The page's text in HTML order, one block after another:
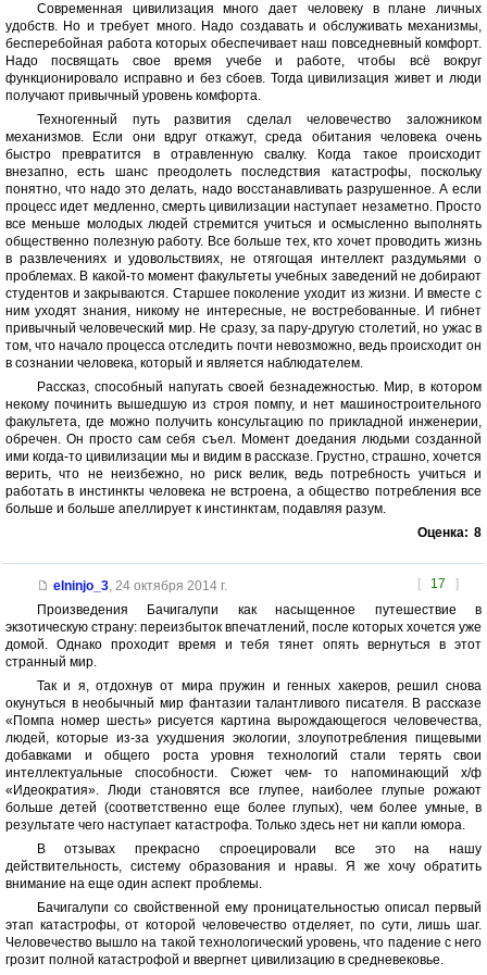
Современная цивилизация много дает человеку в плане личных
удобств. Но и требует много. Надо создавать и обслуживать механизмы,
бесперебойная работа которых обеспечивает наш повседневный комфорт.
Надо посвящать свое время учебе и работе, чтобы всё вокруг
функционировало исправно и без сбоев. Тогда цивилизация живет и люди
получают привычный уровень комфорта.
Техногенный путь развития сделал человечество заложником
механизмов. Если они вдруг откажут, среда обитания человека очень
быстро превратится в отравленную свалку. Когда такое происходит
внезапно, есть шанс преодолеть последствия катастрофы, поскольку
понятно, что надо это делать, надо восстанавливать разрушенное. А если
процесс идет медленно, смерть цивилизации наступает незаметно. Просто
все меньше молодых людей стремится учиться и осмысленно выполнять
общественно полезную работу. Все больше тех, кто хочет проводить жизнь
в развлечениях и удовольствиях, не отягощая интеллект раздумьями о
проблемах. В какой-то момент факультеты учебных заведений не добирают
студентов и закрываются. Старшее поколение уходит из жизни. И вместе с
ним уходят знания, никому не интересные, не востребованные. И гибнет
привычный человеческий мир. Не сразу, за пару-другую столетий, но ужас в
том, что начало процесса отследить почти невозможно, ведь происходит он
в сознании человека, который и является наблюдателем.
Рассказ, способный напугать своей безнадежностью. Мир, в котором
некому починить вышедшую из строя помпу, и нет машиностроительного
факультета, где можно получить консультацию по прикладной инженерии,
обречен. Он просто сам себя съел. Момент доедания людьми созданной
ими когда-то цивилизации мы и видим в рассказе. Грустно, страшно, хочется
верить, что не неизбежно, но риск велик, ведь потребность учиться и
работать в инстинкты человека не встроена, а общество потребления все
больше и больше апеллирует к инстинктам, подавляя разум.
Оценка: 8
[ 17 ]
elninjo_3, 24 октября 2014 г.
Произведения Бачигалупи как насыщенное путешествие в
экзотическую страну: переизбыток впечатлений, после которых хочется уже
домой. Однако проходит время и тебя тянет опять вернуться в этот
странный мир.
Так и я, отдохнув от мира пружин и генных хакеров, решил снова
окунуться в необычный мир фантазии талантливого писателя. В рассказе
«Помпа номер шесть» рисуется картина вырождающегося человечества,
людей, которые из-за ухудшения экологии, злоупотребления пищевыми
добавками и общего роста уровня технологий стали терять свои
интеллектуальные способности. Сюжет чем- то напоминающий х/ф
«Идеократия». Люди становятся все глупее, наиболее глупые рожают
больше детей (соответственно еще более глупых), чем более умные, в
результате чего наступает катастрофа. Только здесь нет ни капли юмора.
В отзывах прекрасно спроецировали все это на нашу
действительность, систему образования и нравы. Я же хочу обратить
внимание на еще один аспект проблемы.
Бачигалупи со свойственной ему проницательностью описал первый
этап катастрофы, от которой человечество отделяет, по сути, лишь шаг.
Человечество вышло на такой технологический уровень, что падение с него
грозит полной катастрофой и ввергнет цивилизацию в средневековье.